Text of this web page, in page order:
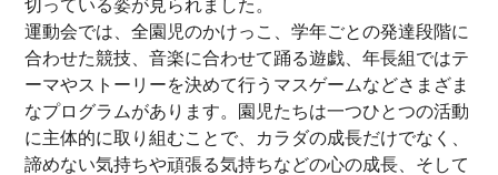
切っている姿が見られました。
運動会では、全園児のかけっこ、学年ごとの発達段階に
合わせた競技、音楽に合わせて踊る遊戯、年長組ではテ
ーマやストーリーを決めて行うマスゲームなどさまざま
なプログラムがあります。園児たちは一つひとつの活動
に主体的に取り組むことで、カラダの成長だけでなく、
諦めない気持ちや頑張る気持ちなどの心の成長、そして